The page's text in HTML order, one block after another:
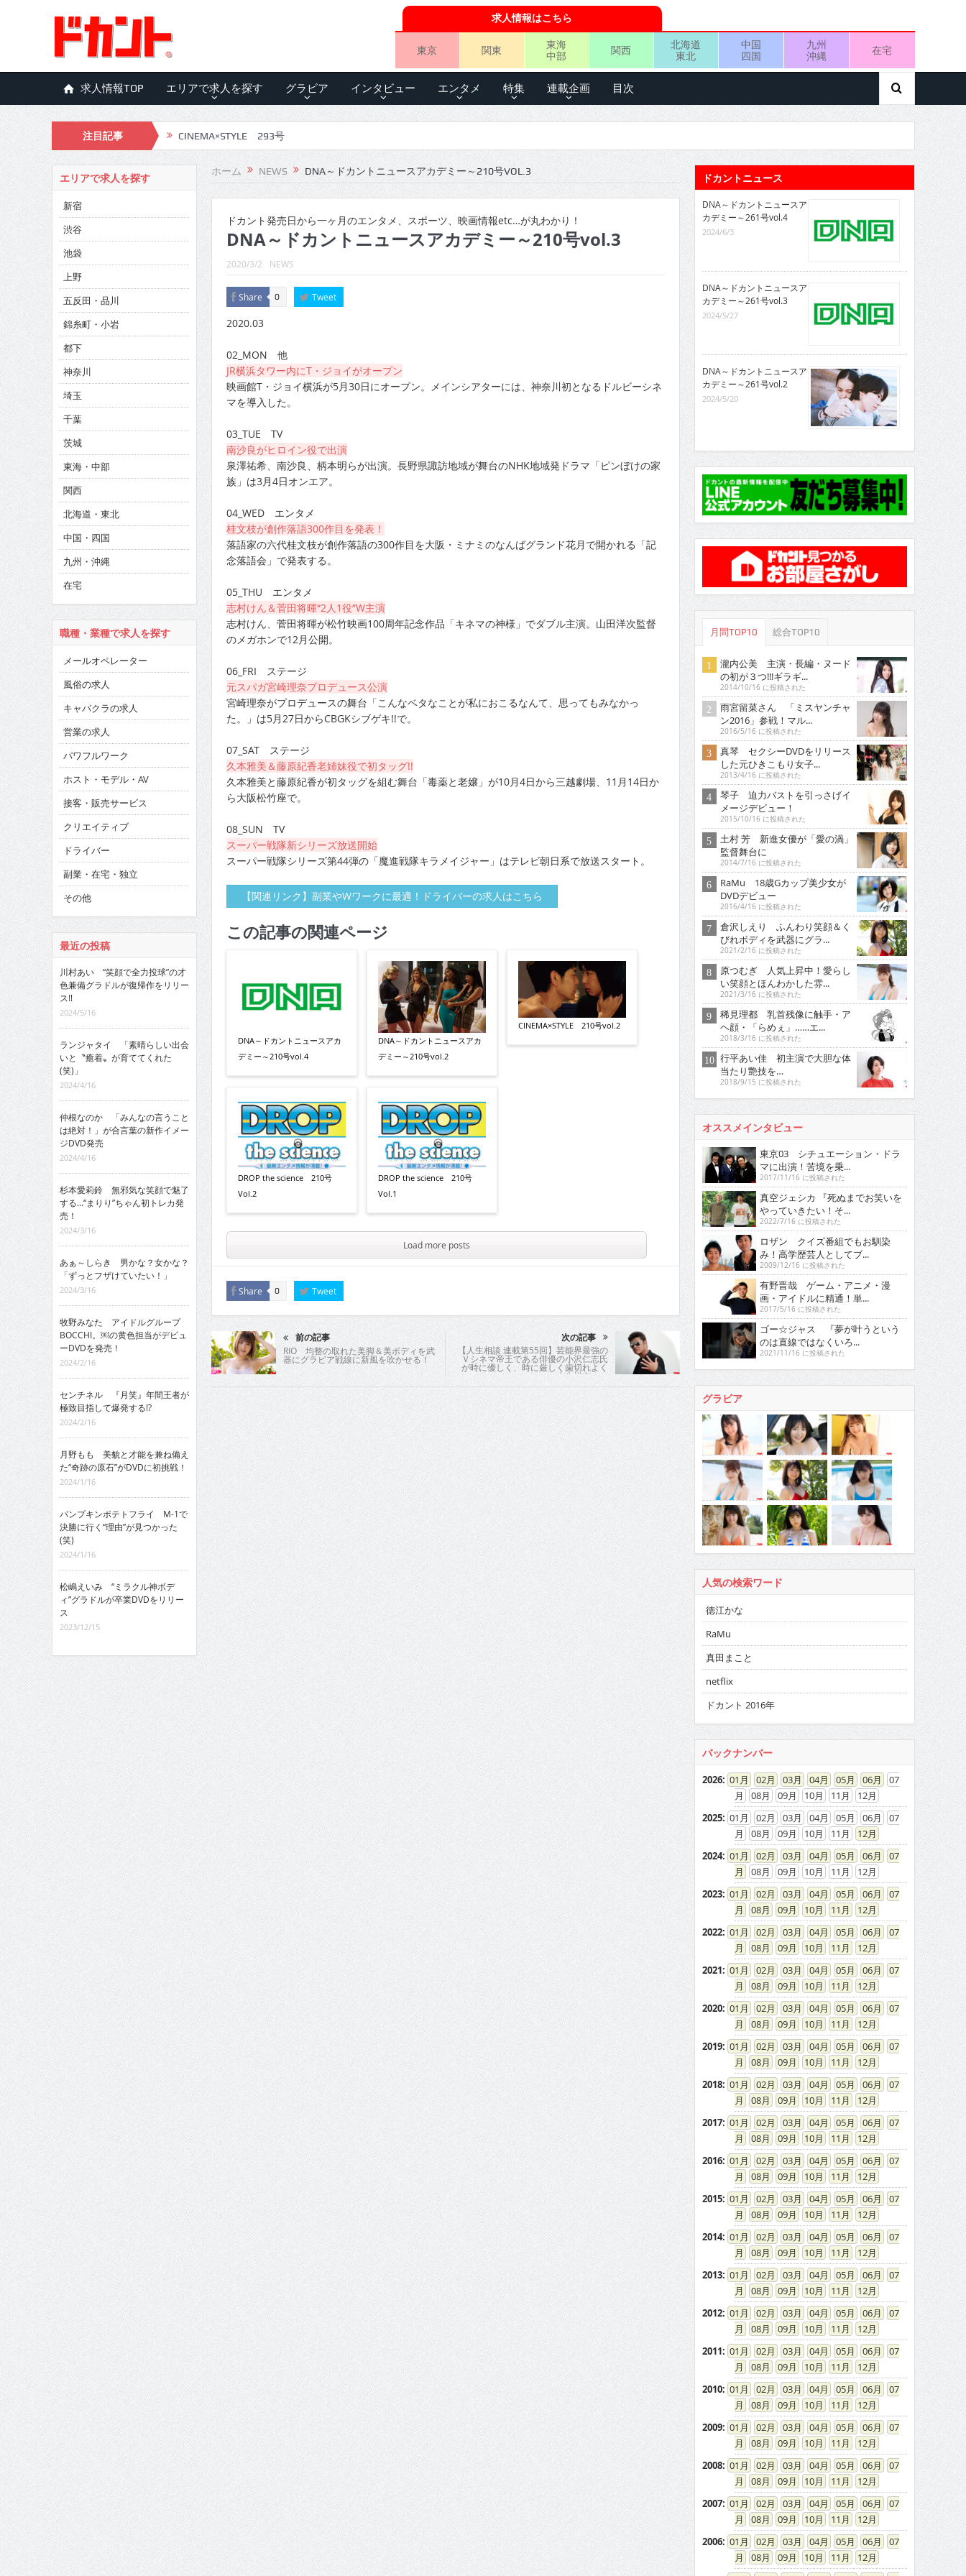
求人情報はこちら
東京 関東
東海
中部
関西
北海道
東北
中国
四国
九州
沖縄
在宅
求人情報TOP エリアで求人を探す グラビア インタビュー エンタメ 特集 連載企画 目次
注目記事 CINEMA×STYLE 293号
CINEMA×STYLE 292号
CINEMA×STYLE 291号
CINEMA×STYLE 290号
CINEMA×STYLE 289号
CINEMA×STYLE 288号
CINEMA×STYLE 287号
CINEMA×STYLE 286号
CINEMA×STYLE 285号
CINEMA×STYLE 294号
ホーム NEWS DNA～ドカントニュースアカデミー～210号VOL.3
ドカント発売日から一ヶ月のエンタメ、スポーツ、映画情報etc…が丸わかり！
DNA～ドカントニュースアカデミー～210号vol.3
2020/3/2 NEWS
Share 0 Tweet
2020.03
02_MON 他
JR横浜タワー内にT・ジョイがオープン
映画館T・ジョイ横浜が5月30日にオープン。メインシアターには、神奈川初となるドルビーシネ
マを導入した。
03_TUE TV
南沙良がヒロイン役で出演
泉澤祐希、南沙良、柄本明らが出演。長野県諏訪地域が舞台のNHK地域発ドラマ「ピンぼけの家
族」は3月4日オンエア。
04_WED エンタメ
桂文枝が創作落語300作目を発表！
落語家の六代桂文枝が創作落語の300作目を大阪・ミナミのなんばグランド花月で開かれる「記
念落語会」で発表する。
05_THU エンタメ
志村けん＆菅田将暉“2人1役”W主演
志村けん、菅田将暉が松竹映画100周年記念作品「キネマの神様」でダブル主演。山田洋次監督
のメガホンで12月公開。
06_FRI ステージ
元スパガ宮崎理奈プロデュース公演
宮崎理奈がプロデュースの舞台「こんなベタなことが私におこるなんて、思ってもみなかっ
た。」は5月27日からCBGKシブゲキ!!で。
07_SAT ステージ
久本雅美＆藤原紀香老姉妹役で初タッグ!!
久本雅美と藤原紀香が初タッグを組む舞台「毒薬と老嬢」が10月4日から三越劇場、11月14日か
ら大阪松竹座で。
08_SUN TV
スーパー戦隊新シリーズ放送開始
スーパー戦隊シリーズ第44弾の「魔進戦隊キラメイジャー」はテレビ朝日系で放送スタート。
【関連リンク】副業やWワークに最適！ドライバーの求人はこちら
この記事の関連ページ
DNA～ドカントニュースアカ
デミー～210号vol.4
DROP the science 210号
Vol.2
DNA～ドカントニュースアカ
デミー～210号vol.2
DROP the science 210号
Vol.1
CINEMA×STYLE 210号vol.2
Load more posts
Share 0 Tweet
前の記事
RIO 均整の取れた美脚＆美ボディを武
器にグラビア戦線に新風を吹かせる！
次の記事
【人生相談 連載第55回】芸能界最強の
Ｖシネマ帝王である俳優の小沢仁志氏
が時に優しく、時に厳しく歯切れよく
人生指南！
エリアで求人を探す
新宿
渋谷
池袋
上野
五反田・品川
錦糸町・小岩
都下
神奈川
埼玉
千葉
茨城
東海・中部
関西
北海道・東北
中国・四国
九州・沖縄
在宅
職種・業種で求人を探す
メールオペレーター
風俗の求人
キャバクラの求人
営業の求人
パワフルワーク
ホスト・モデル・AV
接客・販売サービス
クリエイティブ
ドライバー
副業・在宅・独立
その他
最近の投稿
川村あい “笑顔で全力投球”の才
色兼備グラドルが復帰作をリリー
ス!!
2024/5/16
ランジャタイ 「素晴らしい出会
いと〝癒着〟が育ててくれた
(笑)」
2024/4/16
仲根なのか 「みんなの言うこと
は絶対！」が合言葉の新作イメー
ジDVD発売
2024/4/16
杉本愛莉鈴 無邪気な笑顔で魅了
する…“まりり”ちゃん初トレカ発
売！
2024/3/16
あぁ～しらき 男かな？女かな？
「ずっとフザけていたい！」
2024/3/16
牧野みなた アイドルグループ
BOCCHI。￼の黄色担当がデビュ
ーDVDを発売！
2024/2/16
センチネル 『月笑』年間王者が
極致目指して爆発する!?
2024/2/16
月野もも 美貌と才能を兼ね備え
た“奇跡の原石”がDVDに初挑戦！
2024/1/16
パンプキンポテトフライ M-1で
決勝に行く“理由”が見つかった
(笑)
2024/1/16
松嶋えいみ “ミラクル神ボデ
ィ”グラドルが卒業DVDをリリー
ス
2023/12/15
ドカントニュース
DNA～ドカントニュースア
カデミー～261号vol.4
2024/6/3
DNA～ドカントニュースア
カデミー～261号vol.3
2024/5/27
DNA～ドカントニュースア
カデミー～261号vol.2
2024/5/20
月間TOP10 総合TOP10
瀧内公美 主演・長編・ヌード
の初が３つ!!!ギラギ...
2014/10/16 に投稿された
雨宮留菜さん 「ミスヤンチャ
ン2016」参戦！マル...
2016/5/16 に投稿された
真琴 セクシーDVDをリリース
した元ひきこもり女子...
2013/4/16 に投稿された
琴子 迫力バストを引っさげイ
メージデビュー！
2015/10/16 に投稿された
土村 芳 新進女優が「愛の渦」
監督舞台に
2014/7/16 に投稿された
RaMu 18歳Gカップ美少女が
DVDデビュー
2016/4/16 に投稿された
倉沢しえり ふんわり笑顔＆く
びれボディを武器にグラ...
2021/2/16 に投稿された
原つむぎ 人気上昇中！愛らし
い笑顔とほんわかした雰...
2021/3/16 に投稿された
稀見理都 乳首残像に触手・ア
ヘ顔・「らめぇ」……エ...
2018/3/16 に投稿された
行平あい佳 初主演で大胆な体
当たり艶技を…
2018/9/15 に投稿された
オススメインタビュー
東京03 シチュエーション・ドラ
マに出演！苦境を乗...
2017/11/16 に投稿された
真空ジェシカ 『死ぬまでお笑いを
やっていきたい！そ...
2022/7/16 に投稿された
ロザン クイズ番組でもお馴染
み！高学歴芸人としてブ...
2009/12/16 に投稿された
有野晋哉 ゲーム・アニメ・漫
画・アイドルに精通！単...
2017/5/16 に投稿された
ゴー☆ジャス 『夢が叶うという
のは直線ではなくいろ...
2021/11/16 に投稿された
グラビア
人気の検索ワード
徳江かな
RaMu
真田まこと
netflix
ドカント 2016年
バックナンバー
2026: 01 02 03 04 05 06
07
08
09 10 11
12
2025: 01 02 03 04 05 06
07
08
09 10 11
12
2024: 01 02 03 04 05 06
07
08
09 10 11
12
2023: 01 02 03 04 05 06
07
08
09 10 11
12
2022: 01 02 03 04 05 06
07
08
09 10 11
12
2021: 01 02 03 04 05 06
07
08
09 10 11
12
2020: 01 02 03 04 05 06
07
08
09 10 11
12
2019: 01 02 03 04 05 06
07
08
09 10 11
12
2018: 01 02 03 04 05 06
07
08
09 10 11
12
2017: 01 02 03 04 05 06
07
08
09 10 11
12
2016: 01 02 03 04 05 06
07
08
09 10 11
12
2015: 01 02 03 04 05 06
07
08
09 10 11
12
2014: 01 02 03 04 05 06
07
08
09 10 11
12
2013: 01 02 03 04 05 06
07
08
09 10 11
12
2012: 01 02 03 04 05 06
07
08
09 10 11
12
2011: 01 02 03 04 05 06
07
08
09 10 11
12
2010: 01 02 03 04 05 06
07
08
09 10 11
12
2009: 01 02 03 04 05 06
07
08
09 10 11
12
2008: 01 02 03 04 05 06
07
08
09 10 11
12
2007: 01 02 03 04 05 06
07
08
09 10 11
12
2006: 01 02 03 04 05 06
07
08
09 10 11
12